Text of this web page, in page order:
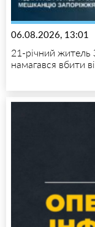
06.08.2026, 13:01
21-річний житель
намагався вбити